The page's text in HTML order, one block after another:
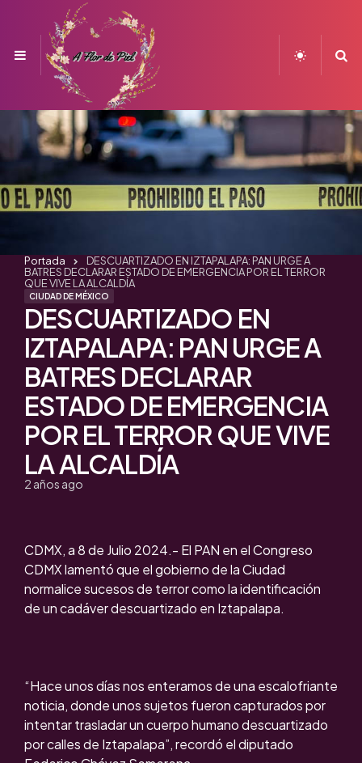
Menu
CIUDAD DE MÉXICO
DESCUARTIZADO EN
IZTAPALAPA: PAN URGE A
BATRES DECLARAR
ESTADO DE EMERGENCIA
POR EL TERROR QUE VIVE
LA ALCALDÍA
2 años ago
Portada
DESCUARTIZADO EN IZTAPALAPA: PAN URGE A
BATRES DECLARAR ESTADO DE EMERGENCIA POR EL TERROR
QUE VIVE LA ALCALDÍA
CDMX, a 8 de Julio 2024.- El PAN en el Congreso
CDMX lamentó que el gobierno de la Ciudad
normalice sucesos de terror como la identificación
de un cadáver descuartizado en Iztapalapa.
“Hace unos días nos enteramos de una escalofriante
noticia, donde unos sujetos fueron capturados por
intentar trasladar un cuerpo humano descuartizado
por calles de Iztapalapa”, recordó el diputado